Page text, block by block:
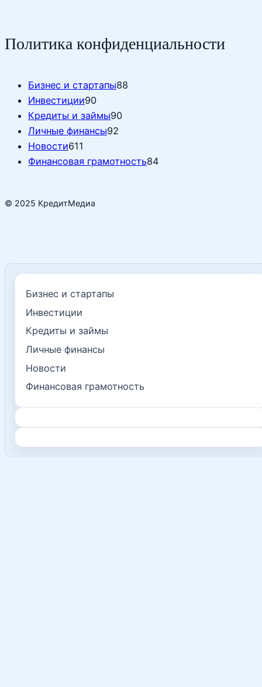
Политика конфиденциальности
Бизнес и стартапы88
Инвестиции90
Кредиты и займы90
Личные финансы92
Новости611
Финансовая грамотность84
© 2025 КредитМедиа
Бизнес и стартапы
Инвестиции
Кредиты и займы
Личные финансы
Новости
Финансовая грамотность